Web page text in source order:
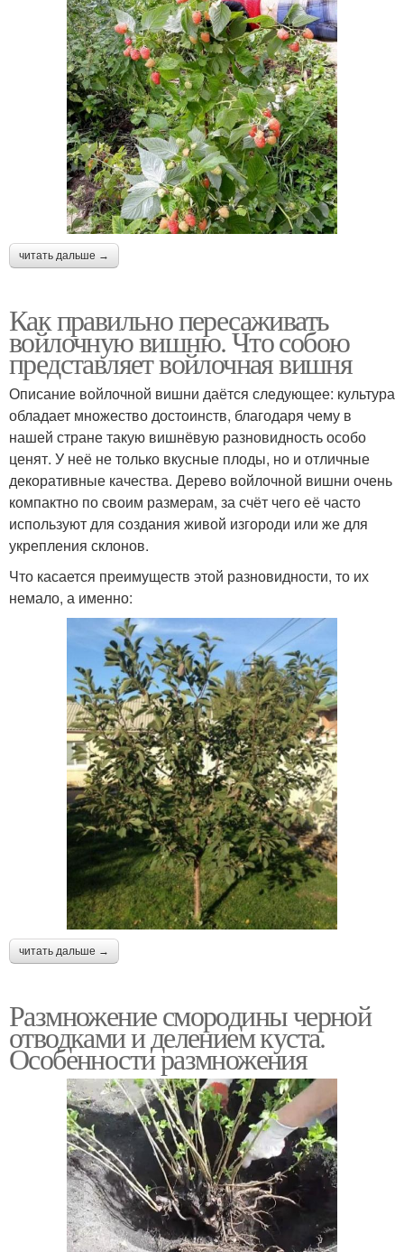
читать дальше →
Как правильно пересаживать
войлочную вишню. Что собою
представляет войлочная вишня
Описание войлочной вишни даётся следующее: культура
обладает множество достоинств, благодаря чему в
нашей стране такую вишнёвую разновидность особо
ценят. У неё не только вкусные плоды, но и отличные
декоративные качества. Дерево войлочной вишни очень
компактно по своим размерам, за счёт чего её часто
используют для создания живой изгороди или же для
укрепления склонов.
Что касается преимуществ этой разновидности, то их
немало, а именно:
читать дальше →
Размножение смородины черной
отводками и делением куста.
Особенности размножения